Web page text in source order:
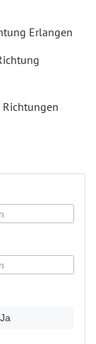
Erlangen
Richtungen